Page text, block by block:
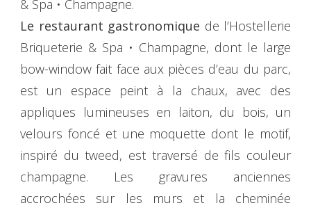
& Spa • Champagne.
Le restaurant gastronomique de l’Hostellerie
Briqueterie & Spa • Champagne, dont le large
bow-window fait face aux pièces d’eau du parc,
est un espace peint à la chaux, avec des
appliques lumineuses en laiton, du bois, un
velours foncé et une moquette dont le motif,
inspiré du tweed, est traversé de fils couleur
champagne. Les gravures anciennes
accrochées sur les murs et la cheminée